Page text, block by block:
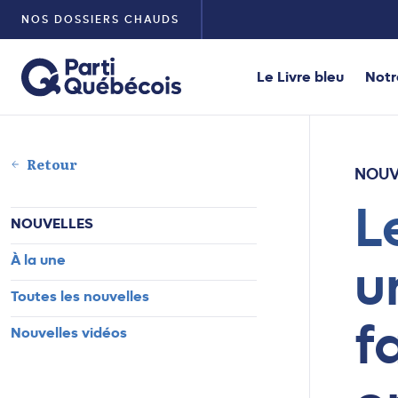
NOS DOSSIERS CHAUDS
Le Livre bleu
Retour
NOUVELLES
À la une
Toutes les nouvelles
Nouvelles vidéos